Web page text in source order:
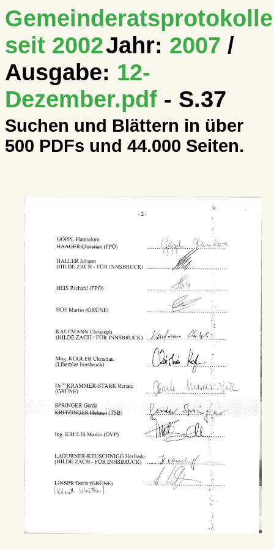
Gemeinderatsprotokolle
seit 2002Jahr: 2007 /
Ausgabe: 12-
Dezember.pdf - S.37
Suchen und Blättern in über
500 PDFs und 44.000 Seiten.